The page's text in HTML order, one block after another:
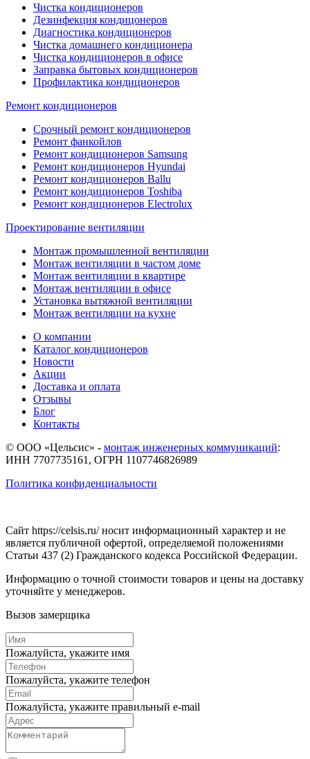
Чистка кондиционеров
Дезинфекция кондицонеров
Диагностика кондиционеров
Чистка домашнего кондиционера
Чистка кондиционеров в офисе
Заправка бытовых кондиционеров
Профилактика кондиционеров
Ремонт кондиционеров
Срочный ремонт кондиционеров
Ремонт фанкойлов
Ремонт кондиционеров Samsung
Ремонт кондиционеров Hyundai
Ремонт кондиционеров Ballu
Ремонт кондиционеров Toshibа
Ремонт кондиционеров Electrolux
Проектирование вентиляции
Монтаж промышленной вентиляции
Монтаж вентиляции в частом доме
Монтаж вентиляции в квартире
Монтаж вентиляции в офисе
Установка вытяжной вентиляции
Монтаж вентиляции на кухне
О компании
Каталог кондиционеров
Новости
Акции
Доставка и оплата
Отзывы
Блог
Контакты
© ООО «Цельсис» - монтаж инженерных коммуникаций:
ИНН 7707735161, ОГРН 1107746826989
Политика конфиденциальности
Сайт https://celsis.ru/ носит информационный характер и не
является публичной офертой, определяемой положениями
Статьи 437 (2) Гражданского кодекса Российской Федерации.
Информацию о точной стоимости товаров и цены на доставку
уточняйте у менеджеров.
Вызов замерщика
Пожалуйста, укажите имя
Пожалуйста, укажите телефон
Пожалуйста, укажите правильный e-mail